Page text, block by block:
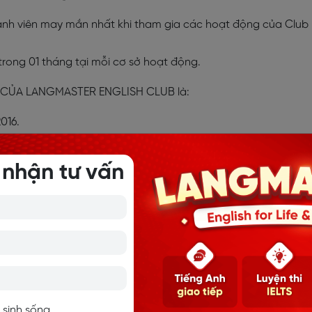
viên may mắn nhất khi tham gia các hoạt động của Club
01 tháng tại mỗi cơ sở hoạt động.
LANGMASTER ENGLISH CLUB là:
bình thường
& HAPPY NEW YEAR 2016!
HỌC TIẾNG ANH LANGMASTER
Langmaster là hệ sinh thái đào tạo tiếng Anh toàn diện
với 16+ năm uy tín, bao gồm các chương trình: Tiếng Anh
tư vấn